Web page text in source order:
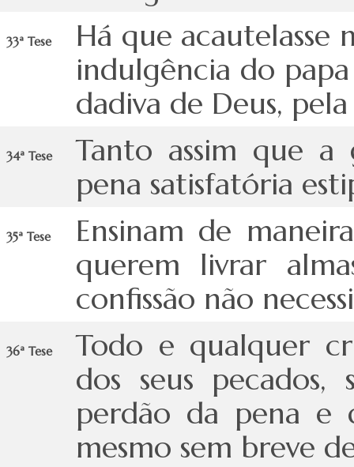
33ª Tese
Há que
indulgência do
dadiva de Deus,
34ª Tese
Tanto assim que a
pena satisfatória
35ª Tese
Ensinam de
querem livrar
confissão não
36ª Tese
Todo e qualquer
dos seus
perdão da pena e
mesmo sem breve